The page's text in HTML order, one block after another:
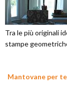
Tra le più originali
stampe
Mantovane per